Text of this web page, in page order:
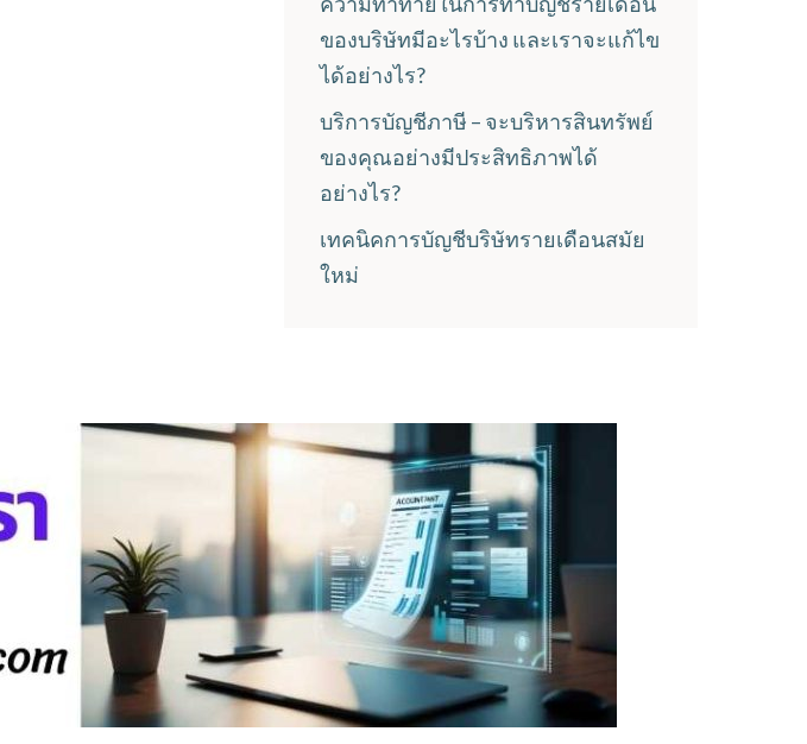
ของบริษัทมีอะไรบ้าง และเราจะแก้ไข
ได้อย่างไร?
บริการบัญชีภาษี – จะบริหารสินทรัพย์
ของคุณอย่างมีประสิทธิภาพได้
อย่างไร?
เทคนิคการบัญชีบริษัทรายเดือนสมัย
ใหม่